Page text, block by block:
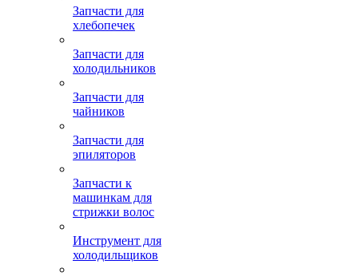
Запчасти для
хлебопечек
Запчасти для
холодильников
Запчасти для
чайников
Запчасти для
эпиляторов
Запчасти к
машинкам для
стрижки волос
Инструмент для
холодильщиков